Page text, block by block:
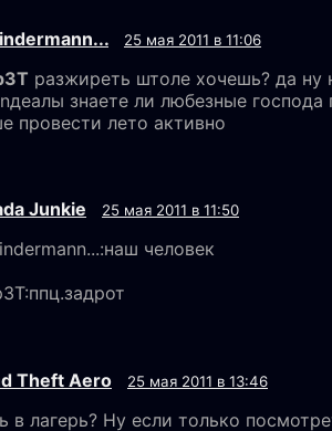
25 мая 2011 в 11:06
разжиреть штоле хочешь? да ну
знаете ли любезные господа
провести лето активно
Junkie 25 мая 2011 в 11:50
человек
Theft Aero 25 мая 2011 в 13:46
в лагерь? Ну если только